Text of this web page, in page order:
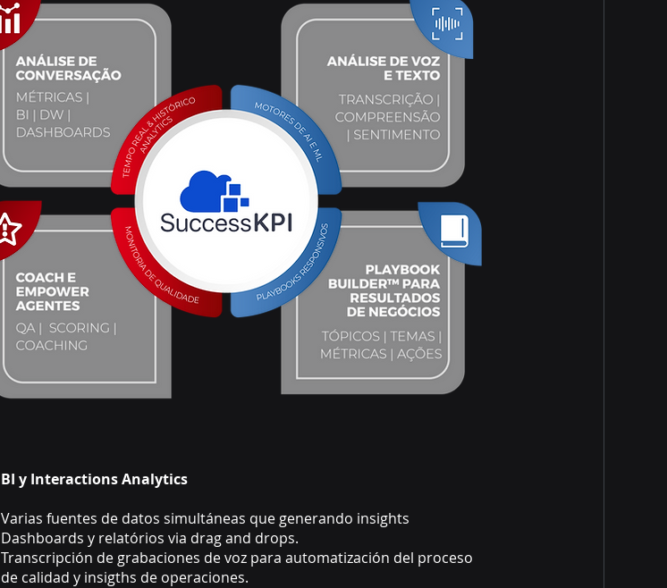
BI y Interactions Analytics
Varias fuentes de datos simultáneas que generando insights
Dashboards y relatórios via drag and drops.
Transcripción de grabaciones de voz para automatización del proceso
de calidad y insigths de operaciones.